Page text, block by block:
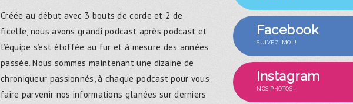
Créée au début avec 3 bouts de corde et 2 de
ficelle, nous avons grandi podcast après podcast et
l’équipe s’est étoffée au fur et à mesure des années
passée. Nous sommes maintenant une dizaine de
chroniqueur passionnés, à chaque podcast pour vous
faire parvenir nos informations glanées sur derniers
Facebook
SUIVEZ-MOI !
Instagram
NOS PHOTOS !